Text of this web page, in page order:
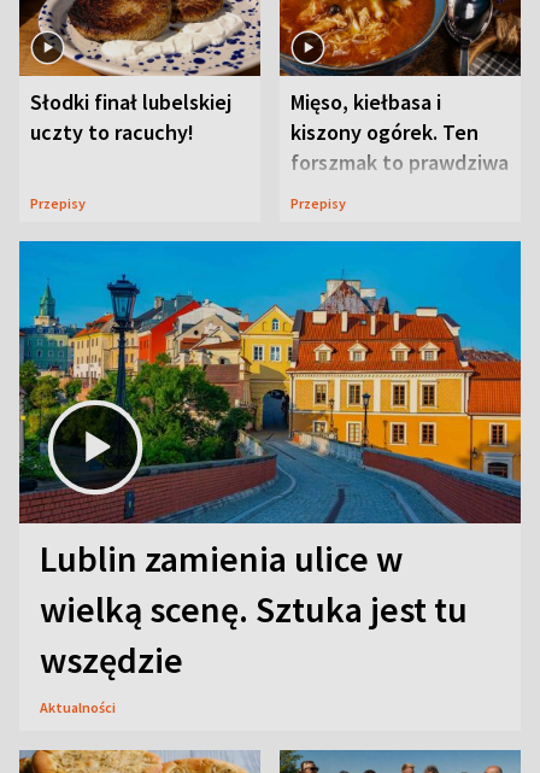
Słodki finał lubelskiej
uczty to racuchy!
Przepisy
Mięso, kiełbasa i
kiszony ogórek. Ten
forszmak to prawdziwa
uczta
Przepisy
Lublin zamienia ulice w
wielką scenę. Sztuka jest tu
wszędzie
Aktualności